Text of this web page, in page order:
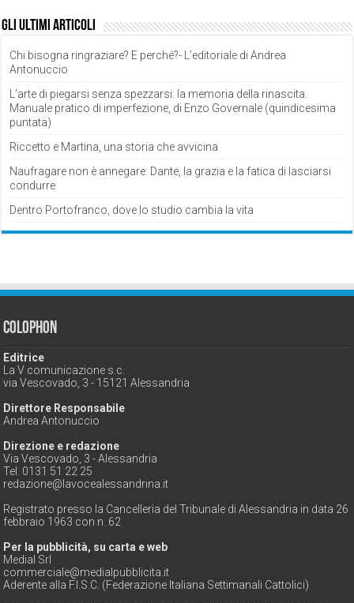
Gli ultimi articoli
Chi bisogna ringraziare? E perché?- L’editoriale di Andrea
Antonuccio
L’arte di piegarsi senza spezzarsi: la memoria della rinascita.
Manuale pratico di imperfezione, di Enzo Governale (quindicesima
puntata)
Riccetto e Martina, una storia che avvicina
Naufragare non è annegare: Dante, la grazia e la fatica di lasciarsi
condurre
Dentro Portofranco, dove lo studio cambia la vita
Colophon
Editrice
La V comunicazione s.c.
via Vescovado, 3 - 15121 Alessandria
Direttore Responsabile
Andrea Antonuccio
Direzione e redazione
Via Vescovado, 3 - Alessandria
Tel. 0131 51 22 25
redazione@lavocealessandrina.it
Registrato presso la Cancelleria del Tribunale di Alessandria in data 26
febbraio 1963 con n. 62
Per la pubblicità, su carta e web
Medial Srl
commerciale@medialpubblicita.it
Aderente alla F.I.S.C. (Federazione Italiana Settimanali Cattolici)